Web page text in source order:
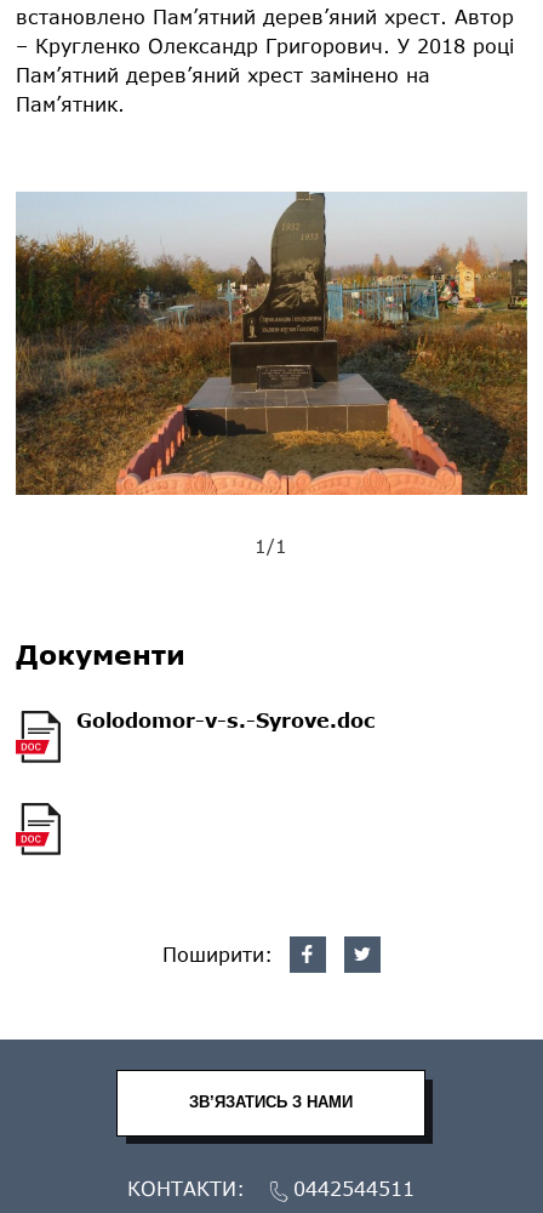
встановлено Пам’ятний дерев’яний хрест. Автор
– Кругленко Олександр Григорович. У 2018 році
Пам’ятний дерев’яний хрест замінено на
Пам’ятник.
1/1
Документи
Golodomor-v-s.-Syrove.doc
Поширити:
ЗВ’ЯЗАТИСЬ З НАМИ
КОНТАКТИ: 0442544511